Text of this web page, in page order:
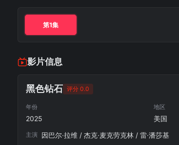
第1集
影片信息
黑色钻石 评分 0.0
年份
2025
地区
美国
主演 因巴尔·拉维 / 杰克·麦克劳克林 / 雷·潘莎基